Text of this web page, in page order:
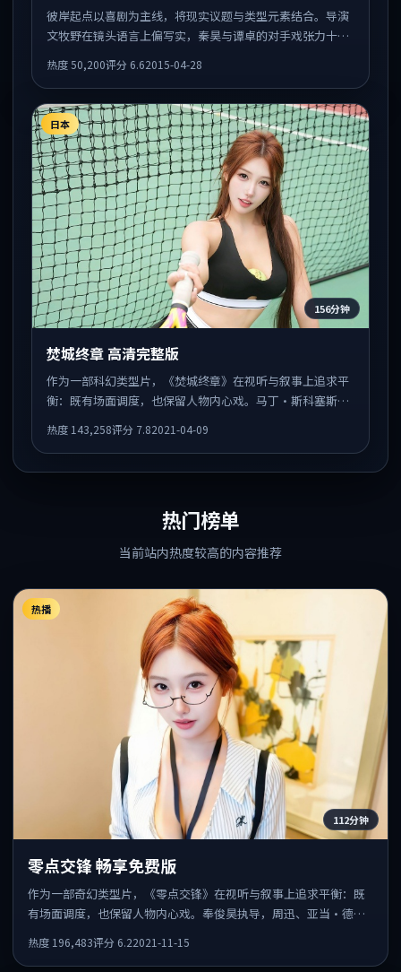
彼岸起点以喜剧为主线，将现实议题与类型元素结合。导演
文牧野在镜头语言上偏写实，秦昊与谭卓的对手戏张力十
热度50,200评分 6.62015-04-28
日本
156分钟
焚城终章 高清完整版
作为一部科幻类型片，《焚城终章》在视听与叙事上追求平
衡：既有场面调度，也保留人物内心戏。马丁·斯科塞斯执
热度 143,258评分 7.82021-04-09
热门榜单
当前站内热度较高的内容推荐
热播
112分钟
零点交锋 畅享免费版
作为一部奇幻类型片，《零点交锋》在视听与叙事上追求平衡：既
有场面调度，也保留人物内心戏。奉俊昊执导，周迅、亚当·德赖
热度 196,483评分 6.22021-11-15